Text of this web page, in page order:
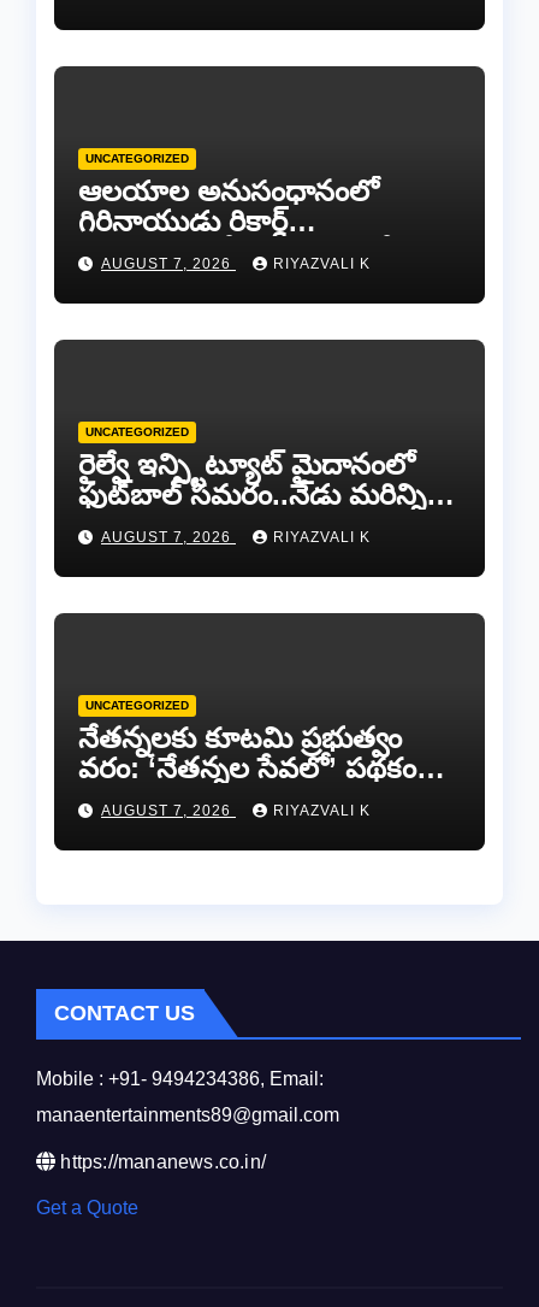
UNCATEGORIZED
ఆలయాల అనుసంధానంలో
గిరినాయుడు రికార్డ్
దారినేర్పరి..రోడ్డు నిర్మాణంతో పాటు
గోవుల సంరక్షణకు ప్రాణప్రతిష్ఠ!..
AUGUST 7, 2026 RIYAZVALI K
UNCATEGORIZED
రైల్వే ఇన్స్టిట్యూట్ మైదానంలో
ఫుట్‌బాల్ సమరం..నేడు మరిన్ని
జట్లు సిద్ధం!.
AUGUST 7, 2026 RIYAZVALI K
UNCATEGORIZED
​నేతన్నలకు కూటమి ప్రభుత్వం
వరం: ‘నేతన్నల సేవలో’ పథకం
ద్వారా ఏటా ₹25,000 ఆర్థిక
సాయం!
AUGUST 7, 2026 RIYAZVALI K
CONTACT US
Mobile : +91- 9494234386, Email:
manaentertainments89@gmail.com
https://mananews.co.in/
Get a Quote